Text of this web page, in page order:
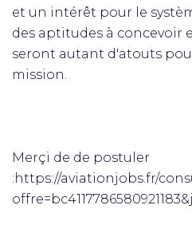
et un intérêt pour le
des aptitudes à concevoir
seront autant d'atouts
mission.
Merçi de de postuler
:https://aviationjobs.fr/